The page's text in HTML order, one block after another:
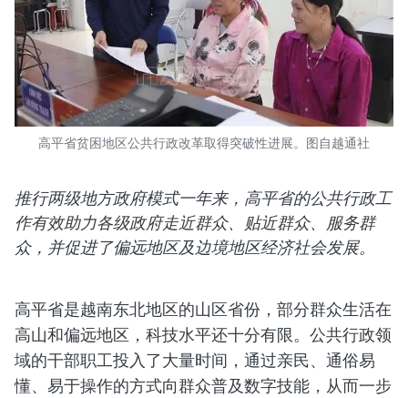
高平省贫困地区公共行政改革取得突破性进展。图自越通社
推行两级地方政府模式一年来，高平省的公共行政工
作有效助力各级政府走近群众、贴近群众、服务群
众，并促进了偏远地区及边境地区经济社会发展。
高平省是越南东北地区的山区省份，部分群众生活在
高山和偏远地区，科技水平还十分有限。公共行政领
域的干部职工投入了大量时间，通过亲民、通俗易
懂、易于操作的方式向群众普及数字技能，从而一步